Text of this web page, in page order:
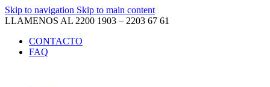
Skip to navigation Skip to main content
LLAMENOS AL 2200 1903 – 2203 67 61
CONTACTO
FAQ